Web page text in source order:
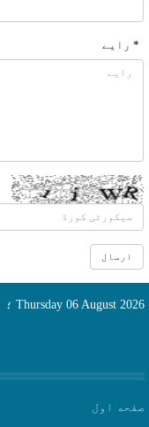
* رایے
Thursday 06 August 2026 ؛
صفحه اول